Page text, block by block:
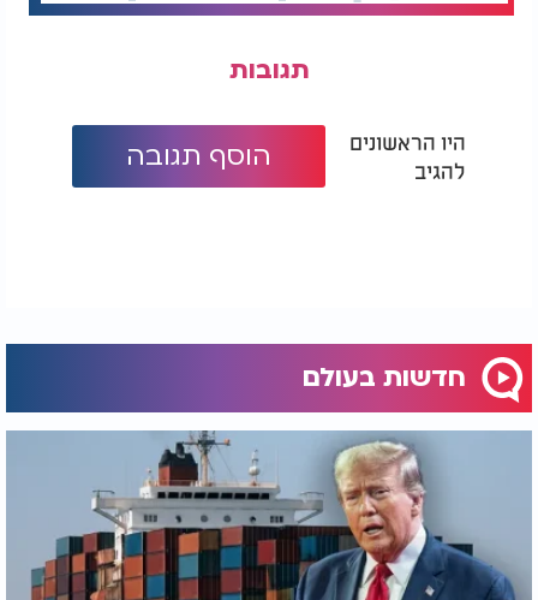
תגובות
היו הראשונים
להגיב
הוסף תגובה
חדשות בעולם